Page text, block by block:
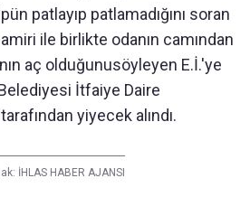
patlayıp patlamadığını soran
ile birlikte odanın camından
aç olduğunusöyleyen E.İ.'ye
İtfaiye Daire
yiyecek alındı.
İHLAS HABER AJANSI